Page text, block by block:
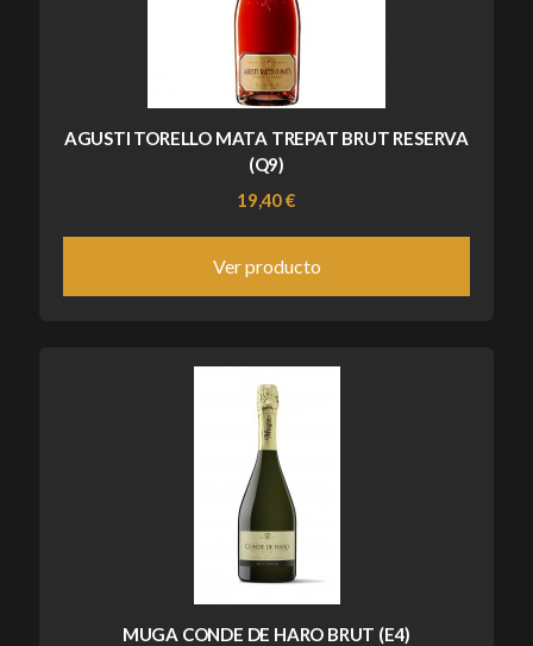
AGUSTI TORELLO MATA TREPAT BRUT RESERVA
(Q9)
19,40 €
Ver producto
MUGA CONDE DE HARO BRUT (E4)